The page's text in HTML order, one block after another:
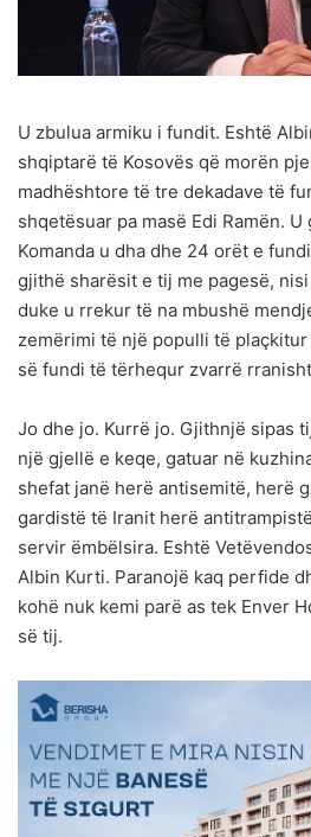
U zbulua armiku i fundit. Eshtë
shqiptarë të Kosovës që morën
madhështore të tre dekadave të
shqetësuar pa masë Edi Ramën.
Komanda u dha dhe 24 orët e
gjithë sharësit e tij me pagesë,
duke u rrekur të na mbushë
zemërimi të një populli të
së fundi të tërhequr zvarrë
Jo dhe jo. Kurrë jo. Gjithnjë sipas
një gjellë e keqe, gatuar në
shefat janë herë antisemitë, herë
gardistë të Iranit herë
servir ëmbëlsira. Eshtë
Albin Kurti. Paranojë kaq perfide
kohë nuk kemi parë as tek Enver
së tij.